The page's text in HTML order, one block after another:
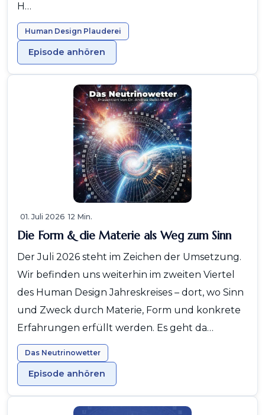
H…
Human Design Plauderei
Episode anhören
01. Juli 2026 12 Min.
Die Form & die Materie als Weg zum Sinn
Der Juli 2026 steht im Zeichen der Umsetzung.
Wir befinden uns weiterhin im zweiten Viertel
des Human Design Jahreskreises – dort, wo Sinn
und Zweck durch Materie, Form und konkrete
Erfahrungen erfüllt werden. Es geht da…
Das Neutrinowetter
Episode anhören